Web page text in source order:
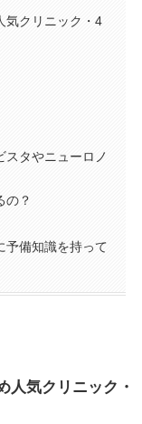
気クリニック・4
スタやニューロノ
の？
予備知識を持って
人気クリニック・